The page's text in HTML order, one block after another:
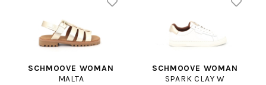
SCHMOOVE WOMAN
MALTA
SCHMOOVE WOMAN
SPARK CLAY W